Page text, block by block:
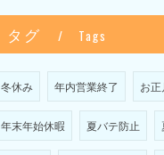
タグ Tags
冬休み 年内営業終了 お
年末年始休暇 夏バテ防止